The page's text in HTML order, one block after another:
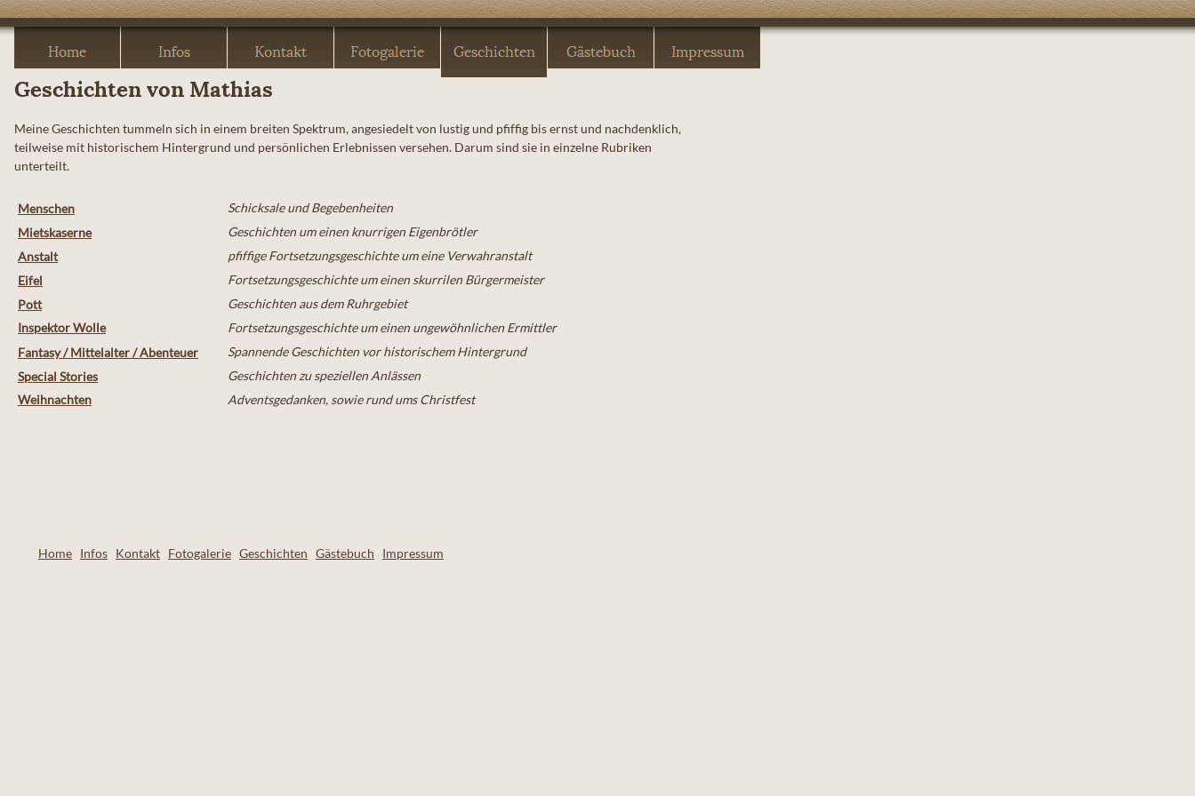
Geschichten von Mathias
Meine Geschichten tummeln sich in einem breiten Spektrum, angesiedelt von lustig und pfiffig bis ernst und nachdenklich,
teilweise mit historischem Hintergrund und persönlichen Erlebnissen versehen. Darum sind sie in einzelne Rubriken
unterteilt.
Menschen
Schicksale und Begebenheiten
Mietskaserne
Geschichten um einen knurrigen Eigenbrötler
Anstalt
pfiffige Fortsetzungsgeschichte um eine Verwahranstalt
Eifel
Fortsetzungsgeschichte um einen skurrilen Bürgermeister
Pott
Geschichten aus dem Ruhrgebiet
Inspektor Wolle
Fortsetzungsgeschichte um einen ungewöhnlichen Ermittler
Fantasy / Mittelalter / Abenteuer
Spannende Geschichten vor historischem Hintergrund
Special Stories
Geschichten zu speziellen Anlässen
Weihnachten
Adventsgedanken, sowie rund ums Christfest
Home Infos Kontakt Fotogalerie Geschichten Gästebuch Impressum